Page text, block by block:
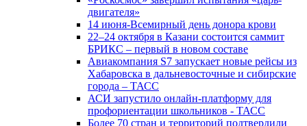
двигателя»
14 июня-Всемирный день донора крови
22–24 октября в Казани состоится саммит
БРИКС – первый в новом составе
Авиакомпания S7 запускает новые рейсы из
Хабаровска в дальневосточные и сибирские
города – ТАСС
АСИ запустило онлайн-платформу для
профориентации школьников - ТАСС
Более 70 стран и территорий подтвердили